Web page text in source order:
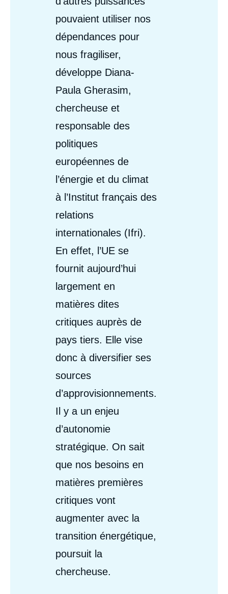
pouvaient utiliser nos
dépendances pour
nous fragiliser,
développe Diana-
Paula Gherasim,
chercheuse et
responsable des
politiques
européennes de
l’énergie et du climat
à l’Institut français des
relations
internationales (Ifri).
En effet, l’UE se
fournit aujourd’hui
largement en
matières dites
critiques auprès de
pays tiers. Elle vise
donc à diversifier ses
sources
d’approvisionnements.
Il y a un enjeu
d’autonomie
stratégique. On sait
que nos besoins en
matières premières
critiques vont
augmenter avec la
transition énergétique,
poursuit la
chercheuse.